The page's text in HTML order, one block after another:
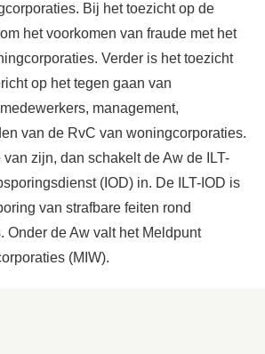
Bij het toezicht op de
het voorkomen van fraude met het
Verder is het toezicht
op het tegen gaan van
management,
van de RvC van woningcorporaties.
van zijn, dan schakelt de Aw de ILT-
(IOD) in. De ILT-IOD is
van strafbare feiten rond
Onder de Aw valt het Meldpunt
(MIW).